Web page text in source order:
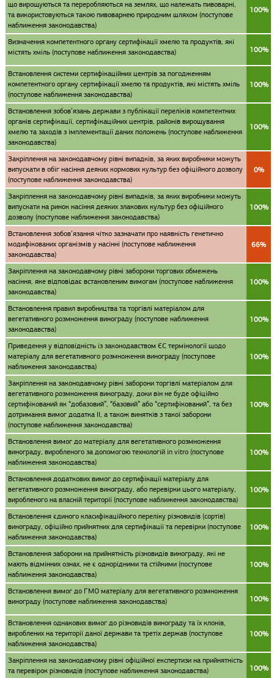
що вирощуються та переробляються на землях, що належать пивоварні,
та використовуються такою пивоварнею природним шляхом (поступове
наближення законодавства)
100%
Визначення компетентного органу сертифікації хмелю та продуктів, які
містять хміль (поступове наближення законодавства)
100%
Встановлення системи сертифікаційних центрів за погодженням
компетентного органу сертифікації хмелю та продуктів, які містять хміль
(поступове наближення законодавства)
100%
Встановлення зобов’язань держави з публікації переліків компетентних
органів сертифікації, сертифікаційних центрів, районів вирощування
хмелю та заходів з імплементації даних положень (поступове наближення
законодавства)
100%
Закріплення на законодавчому рівні випадків, за яких виробники можуть
випускати в обіг насіння деяких кормових культур без офіційного дозволу
(поступове наближення законодавства)
0%
Закріплення на законодавчому рівні випадків, за яких виробники можуть
випускати на ринок насіння деяких злакових культур без офіційного
дозволу (поступове наближення законодавства)
100%
Встановлення зобов’язання чітко зазначати про наявність генетично
модифікованих організмів у насінні (поступове наближення
законодавства)
66%
Закріплення на законодавчому рівні заборони торгових обмежень
насіння, яке відповідає встановленим вимогам (поступове наближення
законодавства)
100%
Встановлення правил виробництва та торгівлі матеріалом для
вегетативного розмноження винограду (поступове наближення
законодавства)
100%
Приведення у відповідність із законодавством ЄС термінології щодо
матеріалу для вегетативного розмноження винограду (поступове
наближення законодавства)
100%
Закріплення на законодавчому рівні заборони торгівлі матеріалом для
вегетативного розмноження винограду, доки він не буде офіційно
сертифікований як “добазовий”, “базовий” або “сертифікований”, та без
дотримання вимог додатка II, а також винятків з такої заборони
(поступове наближення законодавства)
100%
Встановлення вимог до матеріалу для вегетативного розмноження
винограду, виробленого за допомогою технологій in vitro (поступове
наближення законодавства)
100%
Встановлення додаткових вимог до сертифікації матеріалу для
вегетативного розмноження винограду, або перевірки цього матеріалу,
виробленого на власній території (поступове наближення законодавства)
100%
Встановлення єдиного класифікаційного переліку різновидів (сортів)
винограду, офіційно прийнятних для сертифікації та перевірки (поступове
наближення законодавства)
100%
Встановлення заборони на прийнятність різновидів винограду, які не
мають відмінних ознах, не є однорідними та стійкими (поступове
наближення законодавства)
100%
Встановлення вимог до ГМО матеріалу для вегетативного розмноження
винограду (поступове наближення законодавства)
100%
Встановлення однакових вимог до різновидів винограду та їх клонів,
вироблених на території даної держави та третіх держав (поступове
наближення законодавства)
100%
Закріплення на законодавчому рівні офіційної експертизи на прийнятність
та перевірок різновидів (поступове наближення законодавства)
100%